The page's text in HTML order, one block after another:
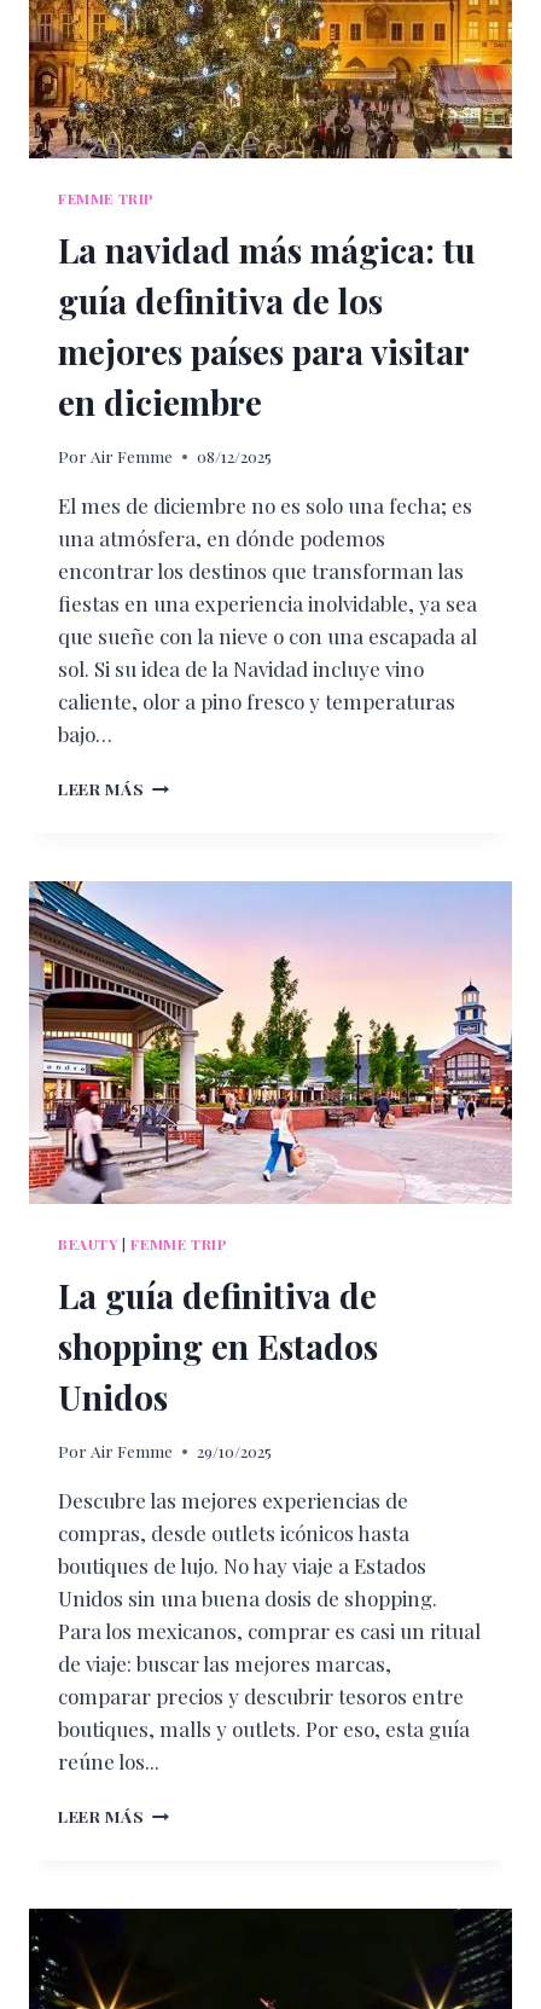
FEMME TRIP
La navidad más mágica: tu
guía definitiva de los
mejores países para visitar
en diciembre
Por Air Femme 08/12/2025
El mes de diciembre no es solo una fecha; es
una atmósfera, en dónde podemos
encontrar los destinos que transforman las
fiestas en una experiencia inolvidable, ya sea
que sueñe con la nieve o con una escapada al
sol. ​Si su idea de la Navidad incluye vino
caliente, olor a pino fresco y temperaturas
bajo…
LEER MÁS LA
TU
DEFINITIVA
DE
LOS
MEJORES
PAÍSES
PARA
VISITAR
EN
DICIEMBRE
BEAUTY |FEMME TRIP
La guía definitiva de
shopping en Estados
Unidos
Por Air Femme 29/10/2025
Descubre las mejores experiencias de
compras, desde outlets icónicos hasta
boutiques de lujo. No hay viaje a Estados
Unidos sin una buena dosis de shopping.
Para los mexicanos, comprar es casi un ritual
de viaje: buscar las mejores marcas,
comparar precios y descubrir tesoros entre
boutiques, malls y outlets. Por eso, esta guía
reúne los...
LEER MÁS LA
SHOPPING